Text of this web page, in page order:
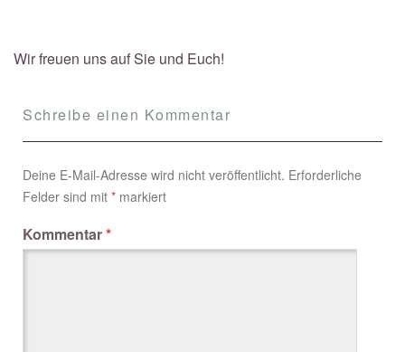
Wir freuen uns auf Sie und Euch!
Schreibe einen Kommentar
Deine E-Mail-Adresse wird nicht veröffentlicht. Erforderliche
Felder sind mit * markiert
Kommentar*